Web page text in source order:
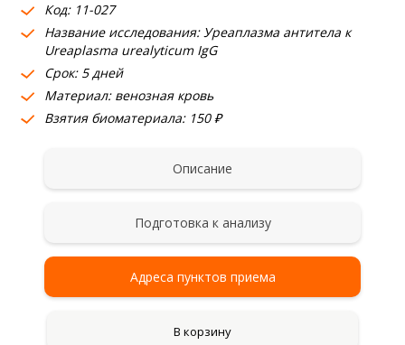
О компании
Где сдать
Партнерам
Код: 11-027
Название исследования: Уреаплазма антитела к
Ureaplasma urealyticum IgG
Срок: 5 дней
Материал: венозная кровь
Взятия биоматериала: 150 ₽
Описание
Подготовка к анализу
Адреса пунктов приема
В корзину